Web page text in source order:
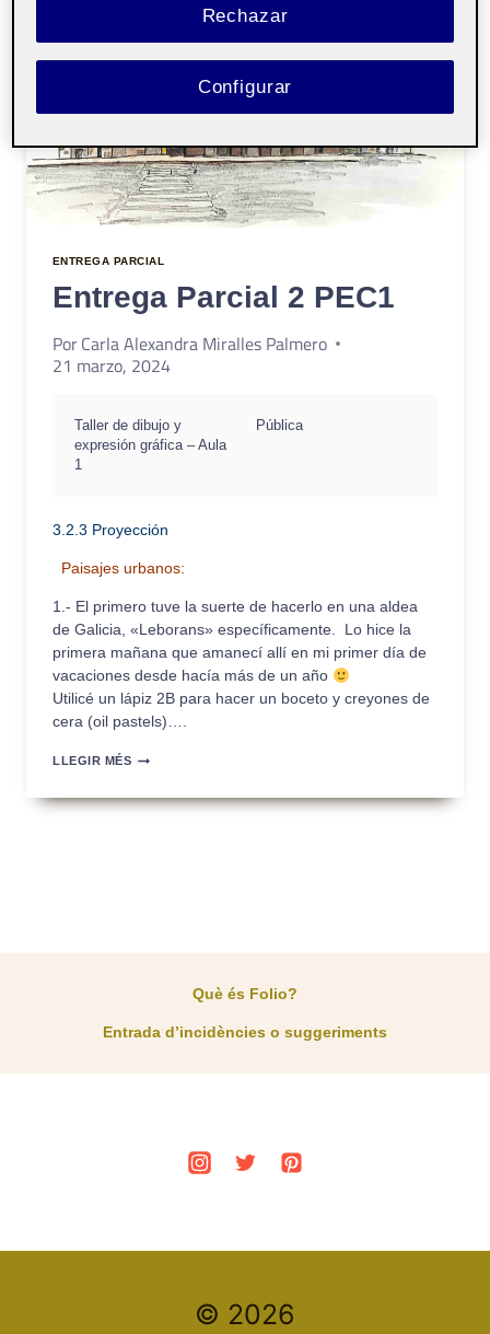
ENTREGA PARCIAL
Entrega Parcial 2 PEC1
PorCarla Alexandra Miralles Palmero
21 marzo, 2024
Taller de dibujo y
expresión gráfica – Aula
1
Pública
3.2.3 Proyección
Paisajes urbanos:
1.- El primero tuve la suerte de hacerlo en una aldea
de Galicia, «Leborans» específicamente. Lo hice la
primera mañana que amanecí allí en mi primer día de
vacaciones desde hacía más de un año
Utilicé un lápiz 2B para hacer un boceto y creyones de
cera (oil pastels)….
LLEGIR MÉSENTREGA
PEC1
Què és Folio?
Entrada d’incidències o suggeriments
© 2026
Rechazar
Configurar